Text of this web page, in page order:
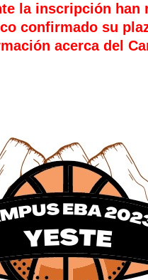
la inscripción han
confirmado su
acerca del